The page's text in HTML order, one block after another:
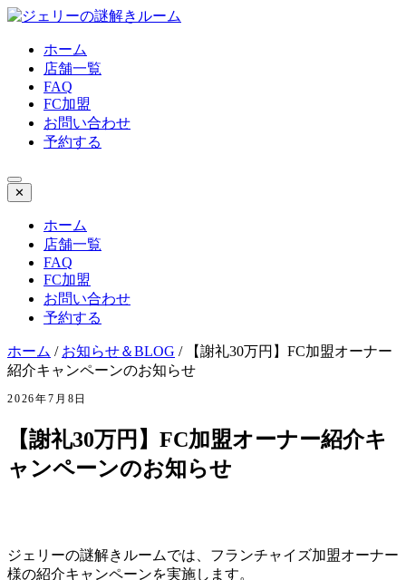
ホーム
店舗一覧
FAQ
FC加盟
お問い合わせ
予約する
✕
ホーム
店舗一覧
FAQ
FC加盟
お問い合わせ
予約する
ホーム / お知らせ＆BLOG /
【謝礼30万円】FC加盟オーナー
紹介キャンペーンのお知らせ
2026年7月8日
【謝礼30万円】FC加盟オーナー紹介キ
ャンペーンのお知らせ
ジェリーの謎解きルームでは、フランチャイズ加盟オーナー
様の紹介キャンペーンを実施します。